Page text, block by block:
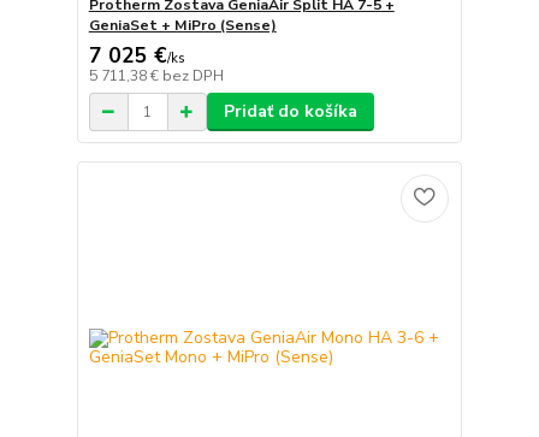
Protherm Zostava GeniaAir Split HA 7-5 +
GeniaSet + MiPro (Sense)
7 025 €/ks
5 711,38 € bez DPH
Pridať do košíka